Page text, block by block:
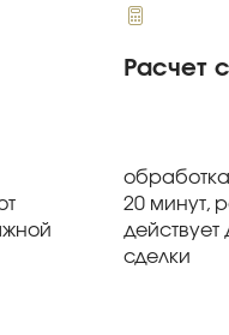
Расчет
20 минут,
действует
сделки